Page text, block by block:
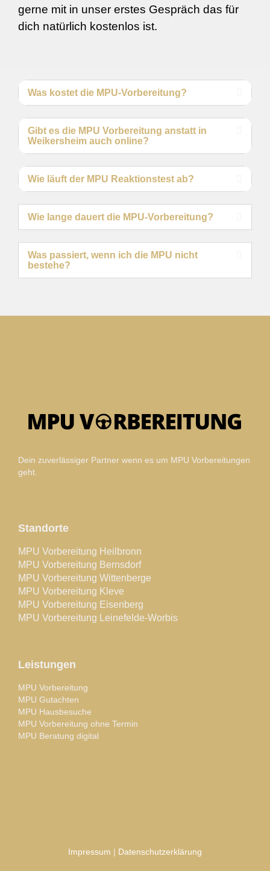
gerne mit in unser erstes Gespräch das für
dich natürlich kostenlos ist.
Was kostet die MPU-Vorbereitung?
Gibt es die MPU Vorbereitung anstatt in
Weikersheim auch online?
Wie läuft der MPU Reaktionstest ab?
Wie lange dauert die MPU-Vorbereitung?
Was passiert, wenn ich die MPU nicht
bestehe?
Dein zuverlässiger Partner wenn es um MPU Vorbereitungen
geht.
Standorte
MPU Vorbereitung Heilbronn
MPU Vorbereitung Bernsdorf
MPU Vorbereitung Wittenberge
MPU Vorbereitung Kleve
MPU Vorbereitung Eisenberg
MPU Vorbereitung Leinefelde-Worbis
Leistungen
MPU Vorbereitung
MPU Gutachten
MPU Hausbesuche
MPU Vorbereitung ohne Termin
MPU Beratung digital
Impressum Datenschutzerklärung